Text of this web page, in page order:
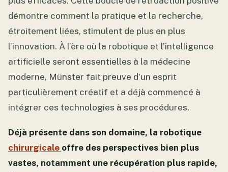
démontre comment la pratique et la recherche,
étroitement liées, stimulent de plus en plus
l’innovation. À l’ère où la robotique et l’intelligence
artificielle seront essentielles à la médecine
moderne, Münster fait preuve d’un esprit
particulièrement créatif et a déjà commencé à
intégrer ces technologies à ses procédures.
Déjà présente dans son domaine, la robotique
chirurgicale offre des perspectives bien plus
vastes, notamment une récupération plus rapide,